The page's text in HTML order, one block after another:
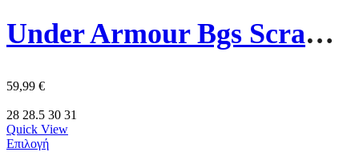
Under Armour Bgs Scramjet 7 Παιδικα Παπούτσια 6006928-017 Πορτοκαλι
59,99 €
28 28.5 30 31
Quick View
Επιλογή